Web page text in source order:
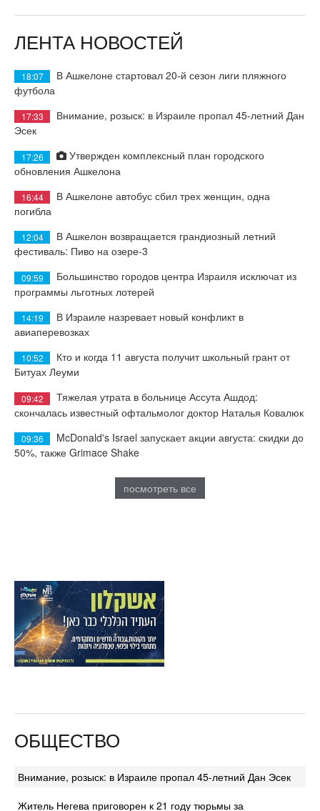
ЛЕНТА НОВОСТЕЙ
18:07
В Ашкелоне стартовал 20-й сезон лиги пляжного
футбола
17:33
Внимание, розыск: в Израиле пропал 45-летний Дан
Эсек
17:26
Утвержден комплексный план городского
обновления Ашкелона
16:44
В Ашкелоне автобус сбил трех женщин, одна
погибла
12:04
В Ашкелон возвращается грандиозный летний
фестиваль: Пиво на озере-3
09:59
Большинство городов центра Израиля исключат из
программы льготных лотерей
14:19
В Израиле назревает новый конфликт в
авиаперевозках
10:52
Кто и когда 11 августа получит школьный грант от
Битуах Леуми
09:42
Тяжелая утрата в больнице Ассута Ашдод:
скончалась известный офтальмолог доктор Наталья Ковалюк
09:36
McDonald's Israel запускает акции августа: скидки до
50%, также Grimace Shake
посмотреть все
ОБЩЕСТВО
Внимание, розыск: в Израиле пропал 45-летний Дан Эсек
Житель Негева приговорен к 21 году тюрьмы за